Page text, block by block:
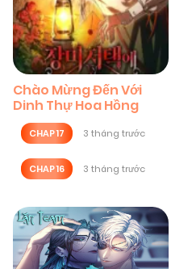
Chào Mừng Đến Với
Dinh Thự Hoa Hồng
CHAP 17 3 tháng trước
CHAP 16 3 tháng trước